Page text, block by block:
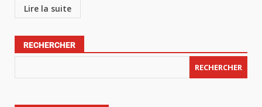
Lire la suite
RECHERCHER
RECHERCHER